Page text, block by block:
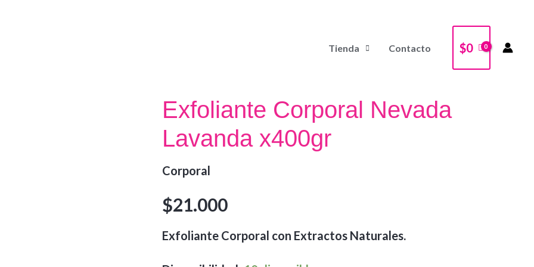
Tienda Contacto $0
Exfoliante Corporal Nevada
Lavanda x400gr
Corporal
$21.000
Exfoliante Corporal con Extractos Naturales.